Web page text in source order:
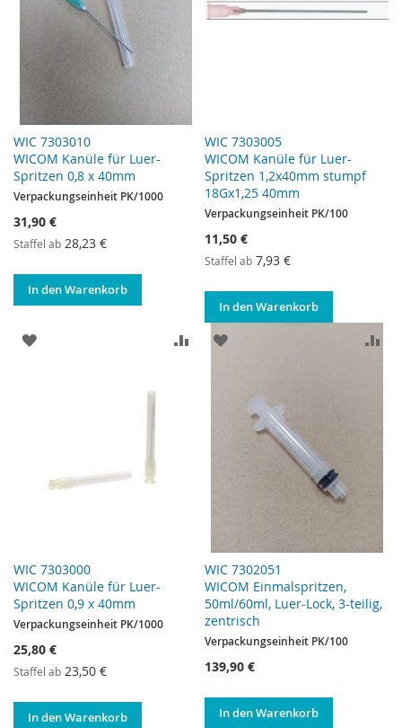
WIC 7303010
WICOM Kanüle für Luer-
Spritzen 0,8 x 40mm
Verpackungseinheit PK/1000
31,90 €
Staffel ab 28,23 €
In den Warenkorb
WIC 7303005
WICOM Kanüle für Luer-
Spritzen 1,2x40mm stumpf
18Gx1,25 40mm
Verpackungseinheit PK/100
11,50 €
Staffel ab 7,93 €
In den Warenkorb
WIC 7303000
WICOM Kanüle für Luer-
Spritzen 0,9 x 40mm
ZUR WUNSCHLISTE HINZUFÜGENZUR VERGLEICHSLISTE
Verpackungseinheit PK/1000
25,80 €
Staffel ab 23,50 €
In den Warenkorb
WIC 7302051
WICOM Einmalspritzen,
50ml/60ml, Luer-Lock, 3-teilig,
zentrisch
ZUR WUNSCHLISTE
Verpackungseinheit PK/100
139,90 €
In den Warenkorb